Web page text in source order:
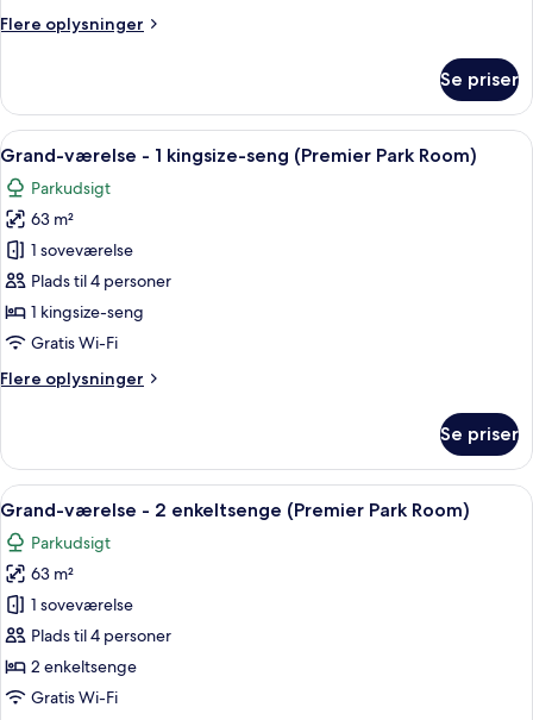
seng
Room)
Flere oplysninger
Flere
værelse
1
seng
(Premier
Garden
Room)
Se priser
Indlæs
alle
billeder
af
Grand-
værelse
-
1
seng
Room)
Et moderne hotelværelse med en
12
Grand-værelse - 1 kingsize-seng (Premier Park Room)
Parkudsigt
63 m²
1 soveværelse
Plads til 4 personer
1 kingsize-seng
Gratis Wi-Fi
Flere oplysninger
Flere
værelse
1
seng
(Premier
Park
Room)
Se priser
Indlæs
alle
billeder
af
Grand-
værelse
-
2
Et moderne hotelværelse med en
12
Grand-værelse - 2 enkeltsenge (Premier Park Room)
Parkudsigt
63 m²
1 soveværelse
Plads til 4 personer
2 enkeltsenge
Gratis Wi-Fi